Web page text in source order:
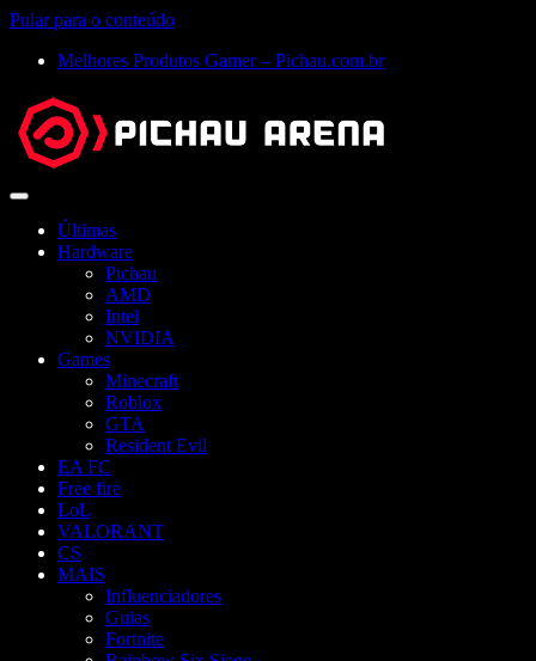
Pular para o conteúdo
Melhores Produtos Gamer – Pichau.com.br
Abrir
Últimas
Hardware
Pichau
AMD
Intel
NVIDIA
Games
Minecraft
Roblox
GTA
Resident Evil
EA FC
Free fire
LoL
VALORANT
CS
MAIS
Influenciadores
Guias
Fortnite